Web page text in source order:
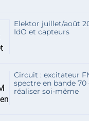
Elektor juillet/août
IdO et capteurs
Circuit : excitateur
spectre en bande 70
réaliser soi-même